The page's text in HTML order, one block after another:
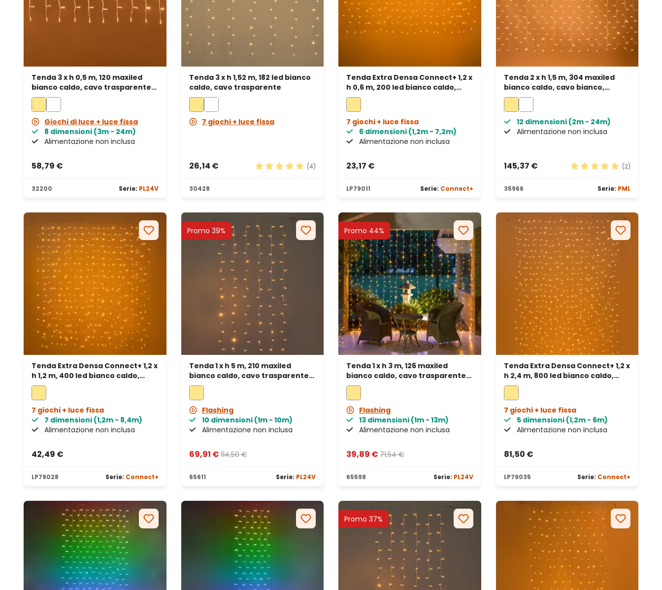
Tenda 3 x h 0,5 m, 120 maxiled
bianco caldo, cavo trasparente,
prolungabile
Giochi di luce + luce fissa
8 dimensioni (3m - 24m)
Alimentazione non inclusa
58,79 €
32200 Serie: PL24V
Tenda 3 x h 1,52 m, 182 led bianco
caldo, cavo trasparente
7 giochi + luce fissa
26,14 €
(4)
30428
Tenda Extra Densa Connect+ 1,2 x
h 0,6 m, 200 led bianco caldo,
cavo trasparente, prolungabile
7 giochi + luce fissa
6 dimensioni (1,2m - 7,2m)
Alimentazione non inclusa
23,17 €
LP79011 Serie: Connect+
Tenda 2 x h 1,5 m, 304 maxiled
bianco caldo, cavo bianco,
prolungabile, IP67
12 dimensioni (2m - 24m)
Alimentazione non inclusa
145,37 €
(2)
35966 Serie: PML
Tenda Extra Densa Connect+ 1,2 x
h 1,2 m, 400 led bianco caldo,
cavo trasparente, prolungabile
7 giochi + luce fissa
7 dimensioni (1,2m - 8,4m)
Alimentazione non inclusa
42,49 €
LP79028 Serie: Connect+
Promo 39%
Tenda 1 x h 5 m, 210 maxiled
bianco caldo, cavo trasparente,
prolungabile
Flashing
10 dimensioni (1m - 10m)
Alimentazione non inclusa
69,91 €114,50 €
65611 Serie: PL24V
Promo 44%
Tenda 1 x h 3 m, 126 maxiled
bianco caldo, cavo trasparente,
prolungabile
Flashing
13 dimensioni (1m - 13m)
Alimentazione non inclusa
39,89 € 71,54 €
65598 Serie: PL24V
Tenda Extra Densa Connect+ 1,2 x
h 2,4 m, 800 led bianco caldo,
cavo trasparente, prolungabile
7 giochi + luce fissa
5 dimensioni (1,2m - 6m)
Alimentazione non inclusa
81,50 €
LP79035 Serie: Connect+
Promo 37%